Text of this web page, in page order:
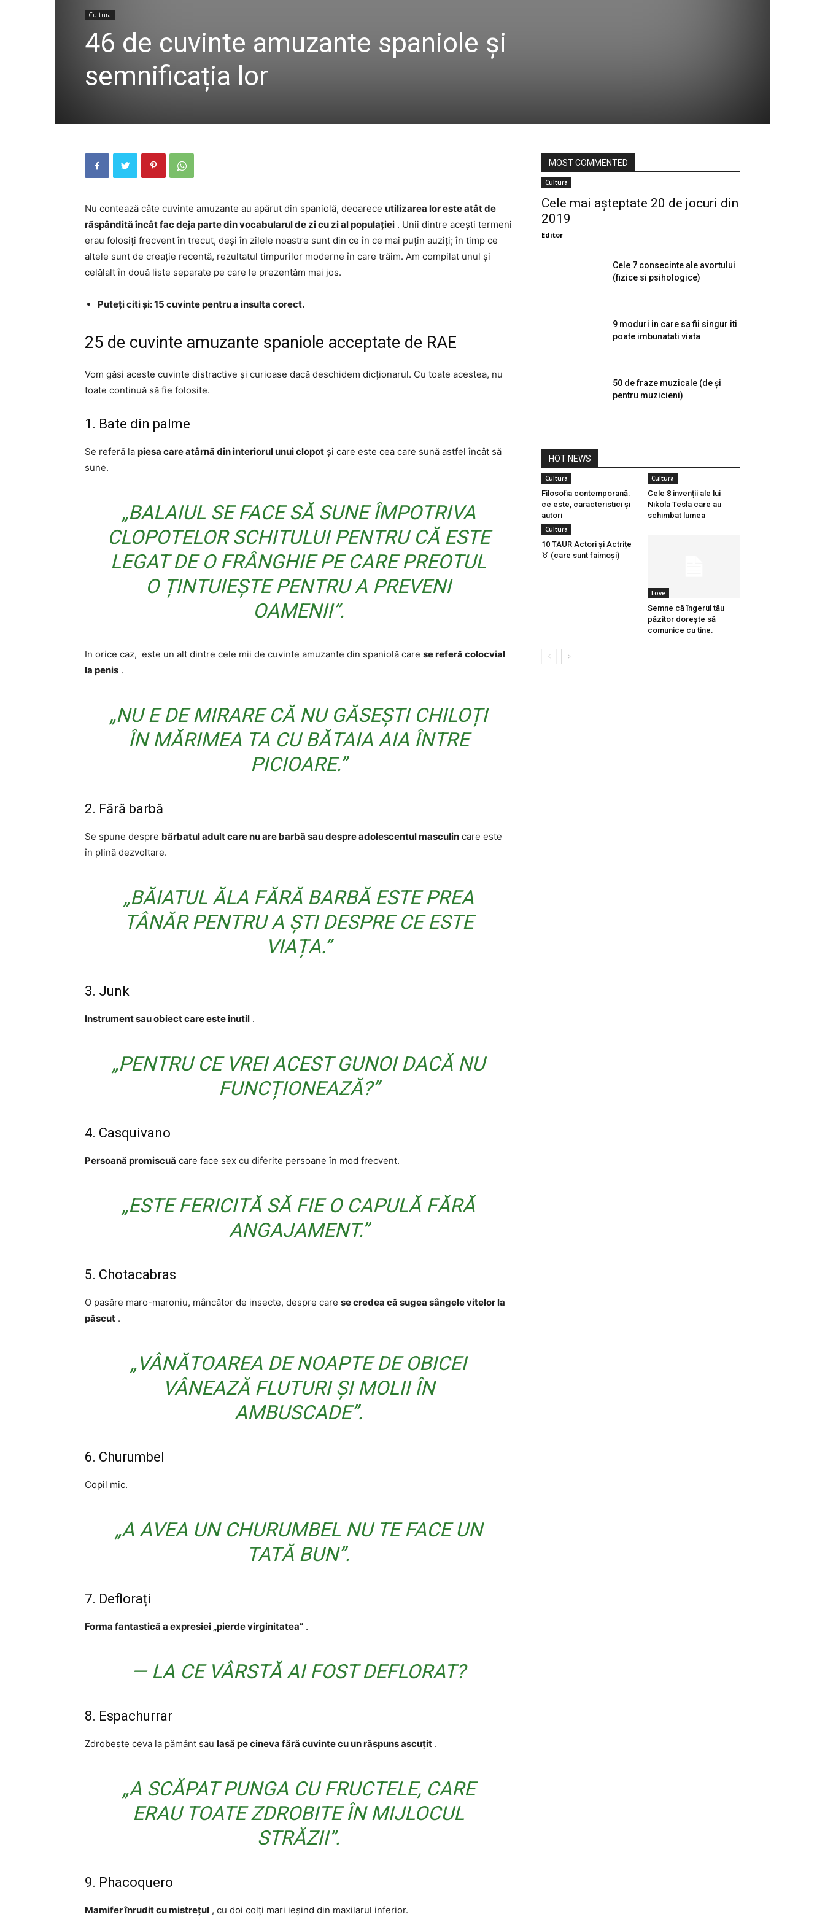
Cultura
46 de cuvinte amuzante spaniole și
semnificația lor
Nu contează câte cuvinte amuzante au apărut din spaniolă, deoarece utilizarea lor este atât de
răspândită încât fac deja parte din vocabularul de zi cu zi al populației . Unii dintre acești termeni
erau folosiți frecvent în trecut, deși în zilele noastre sunt din ce în ce mai puțin auziți; în timp ce
altele sunt de creație recentă, rezultatul timpurilor moderne în care trăim. Am compilat unul și
celălalt în două liste separate pe care le prezentăm mai jos.
Puteți citi și: 15 cuvinte pentru a insulta corect.
25 de cuvinte amuzante spaniole acceptate de RAE
Vom găsi aceste cuvinte distractive și curioase dacă deschidem dicționarul. Cu toate acestea, nu
toate continuă să fie folosite.
1. Bate din palme
Se referă la piesa care atârnă din interiorul unui clopot și care este cea care sună astfel încât să
sune.
„BALAIUL SE FACE SĂ SUNE ÎMPOTRIVA
CLOPOTELOR SCHITULUI PENTRU CĂ ESTE
LEGAT DE O FRÂNGHIE PE CARE PREOTUL
O ȚINTUIEȘTE PENTRU A PREVENI
OAMENII”.
In orice caz, este un alt dintre cele mii de cuvinte amuzante din spaniolă care se referă colocvial
la penis .
„NU E DE MIRARE CĂ NU GĂSEȘTI CHILOȚI
ÎN MĂRIMEA TA CU BĂTAIA AIA ÎNTRE
PICIOARE.”
2. Fără barbă
Se spune despre bărbatul adult care nu are barbă sau despre adolescentul masculin care este
în plină dezvoltare.
„BĂIATUL ĂLA FĂRĂ BARBĂ ESTE PREA
TÂNĂR PENTRU A ȘTI DESPRE CE ESTE
VIAȚA.”
3. Junk
Instrument sau obiect care este inutil .
„PENTRU CE VREI ACEST GUNOI DACĂ NU
FUNCȚIONEAZĂ?”
4. Casquivano
Persoană promiscuă care face sex cu diferite persoane în mod frecvent.
„ESTE FERICITĂ SĂ FIE O CAPULĂ FĂRĂ
ANGAJAMENT.”
5. Chotacabras
O pasăre maro-maroniu, mâncător de insecte, despre care se credea că sugea sângele vitelor la
păscut .
„VÂNĂTOAREA DE NOAPTE DE OBICEI
VÂNEAZĂ FLUTURI ȘI MOLII ÎN
AMBUSCADE”.
6. Churumbel
Copil mic.
„A AVEA UN CHURUMBEL NU TE FACE UN
TATĂ BUN”.
7. Deflorați
Forma fantastică a expresiei „pierde virginitatea” .
— LA CE VÂRSTĂ AI FOST DEFLORAT?
8. Espachurrar
Zdrobește ceva la pământ sau lasă pe cineva fără cuvinte cu un răspuns ascuțit .
„A SCĂPAT PUNGA CU FRUCTELE, CARE
ERAU TOATE ZDROBITE ÎN MIJLOCUL
STRĂZII”.
9. Phacoquero
Mamifer înrudit cu mistrețul , cu doi colți mari ieșind din maxilarul inferior.
MOST COMMENTED
Cultura
Cele mai așteptate 20 de jocuri din
2019
Editor
Cele 7 consecinte ale avortului
(fizice si psihologice)
9 moduri in care sa fii singur iti
poate imbunatati viata
50 de fraze muzicale (de și
pentru muzicieni)
HOT NEWS
Cultura
Filosofia contemporană:
ce este, caracteristici și
autori
Cultura
Cele 8 invenții ale lui
Nikola Tesla care au
schimbat lumea
Cultura
10 TAUR Actori și Actrițe
♉ (care sunt faimoși)
Love
Semne că îngerul tău
păzitor dorește să
comunice cu tine.